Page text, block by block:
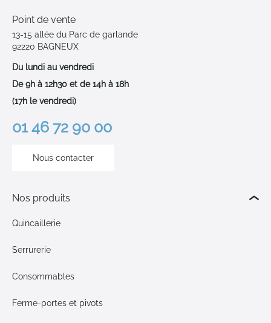
Point de vente
13-15 allée du Parc de garlande
92220 BAGNEUX
Du lundi au vendredi
De 9h à 12h30 et de 14h à 18h
(17h le vendredi)
01 46 72 90 00
Nous contacter
Nos produits
Quincaillerie
Serrurerie
Consommables
Ferme-portes et pivots